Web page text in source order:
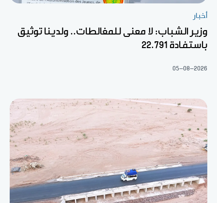
أخبار
وزير الشباب: لا معنى للمغالطات.. ولدينا توثيق
باستفادة 22.791
05-08-2026